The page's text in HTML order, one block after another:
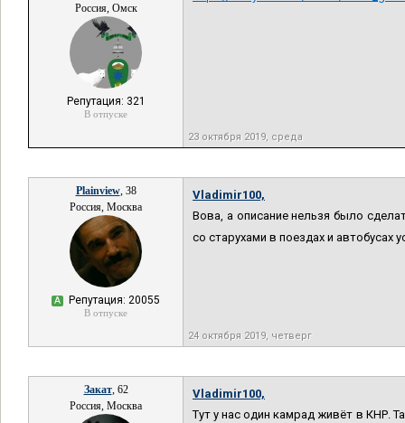
Россия, Омск
Репутация: 321
В отпуске
23 октября 2019, среда
Plainview, 38
Россия, Москва
А Репутация: 20055
В отпуске
Vladimir100,
Вова, а описание нельзя было
со старухами в поездах и
24 октября 2019, четверг
Закат, 62
Россия, Москва
Vladimir100,
Тут у нас один камрад живёт в КНР.